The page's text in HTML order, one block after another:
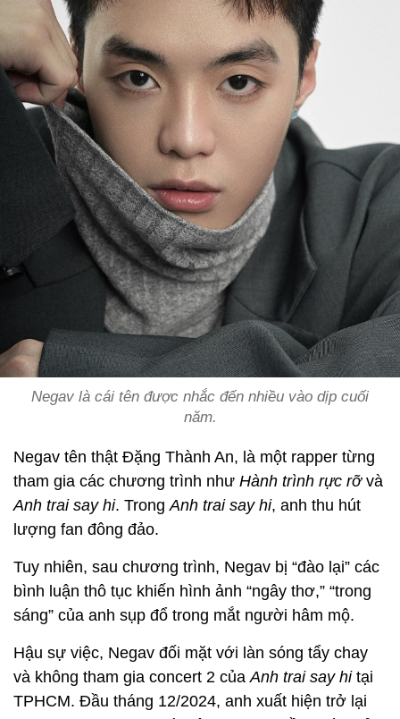
Negav là cái tên được nhắc đến nhiều vào dịp cuối
năm.
Negav tên thật Đặng Thành An, là một rapper từng
tham gia các chương trình như Hành trình rực rỡvà
Anh trai say hi. TrongAnh trai say hi, anh thu hút
lượng fan đông đảo.
Tuy nhiên, sau chương trình, Negav bị “đào lại” các
bình luận thô tục khiến hình ảnh “ngây thơ,” “trong
sáng” của anh sụp đổ trong mắt người hâm mộ.
Hậu sự việc, Negav đối mặt với làn sóng tẩy chay
và không tham gia concert 2 củaAnh trai say hi tại
TPHCM. Đầu tháng 12/2024, anh xuất hiện trở lại